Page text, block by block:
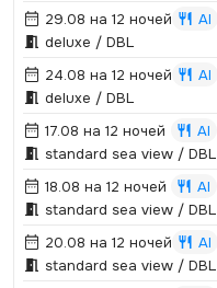
29.08 на 12 ночей
AI
deluxe / DBL
24.08 на 12 ночей
AI
deluxe / DBL
17.08 на 12 ночей
AI
standard sea view / DBL
18.08 на 12 ночей
AI
standard sea view / DBL
20.08 на 12 ночей
AI
standard sea view / DBL